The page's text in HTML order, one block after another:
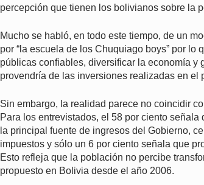
percepción que tienen los bolivianos sobre la
Mucho se habló, en todo este tiempo, de un
por “la escuela de los Chuquiago boys” por lo
públicas confiables, diversificar la economía
provendría de las inversiones realizadas en el
Sin embargo, la realidad parece no coincidir
Para los entrevistados, el 58 por ciento
la principal fuente de ingresos del Gobierno,
impuestos y sólo un 6 por ciento señala que
Esto refleja que la población no percibe
propuesto en Bolivia desde el año 2006.